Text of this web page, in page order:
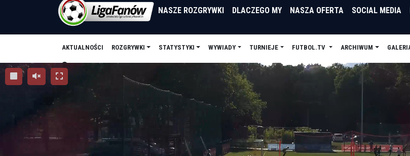
NASZE ROZGRYWKI DLACZEGO MY NASZA OFERTA SOCIAL MEDIA
AKTUALNOŚCI ROZGRYWKI STATYSTYKI WYWIADY TURNIEJE FUTBOL.TV ARCHIWUM